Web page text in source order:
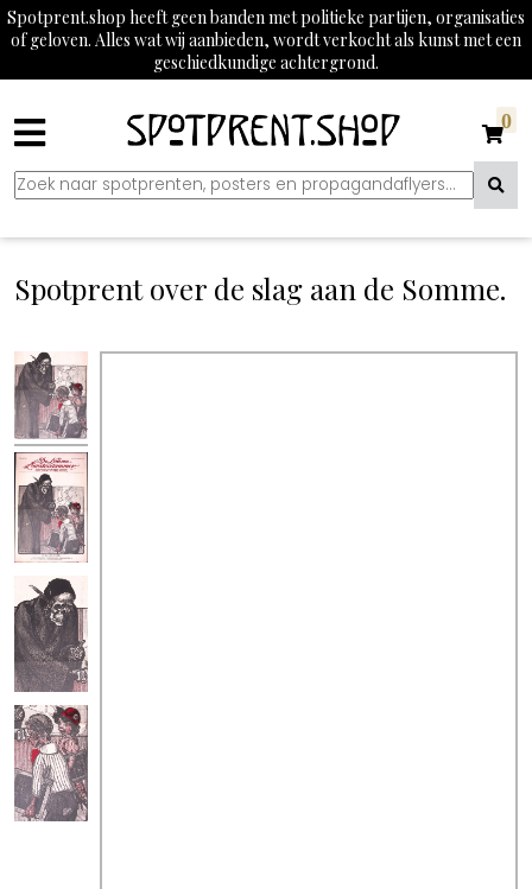
Spotprent.shop heeft geen banden met politieke partijen, organisaties
of geloven. Alles wat wij aanbieden, wordt verkocht als kunst met een
geschiedkundige achtergrond.
0
Spotprent over de slag aan de Somme.